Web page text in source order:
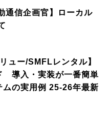
通信企画官】ローカル
ュー/SMFLレンタル】
導入・実装が一番簡単
の実用例 25-26年最新